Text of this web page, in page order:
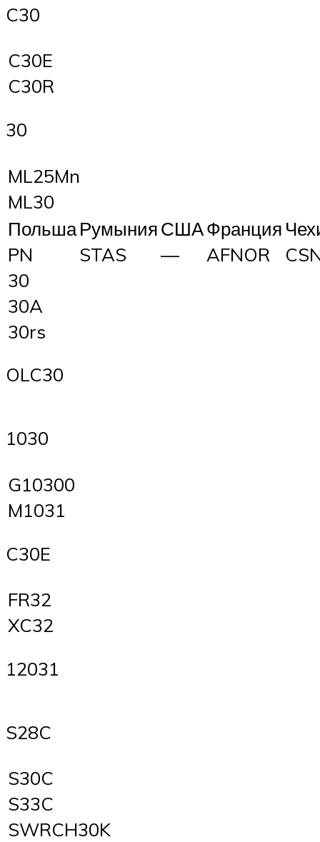
C30
C30E
C30R
30
ML25Mn
ML30
ПольшаРумынияСШАФранция
PN
STAS — AFNOR
30
30A
30rs
OLC30
1030
G10300
M1031
C30E
FR32
XC32
12031
S28C
S30C
S33C
SWRCH30K